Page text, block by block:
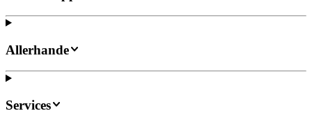
Allerhande
Services